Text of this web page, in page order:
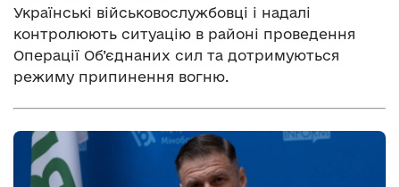
Українські військовослужбовці і надалі
контролюють ситуацію в районі проведення
Операції Об’єднаних сил та дотримуються
режиму припинення вогню.